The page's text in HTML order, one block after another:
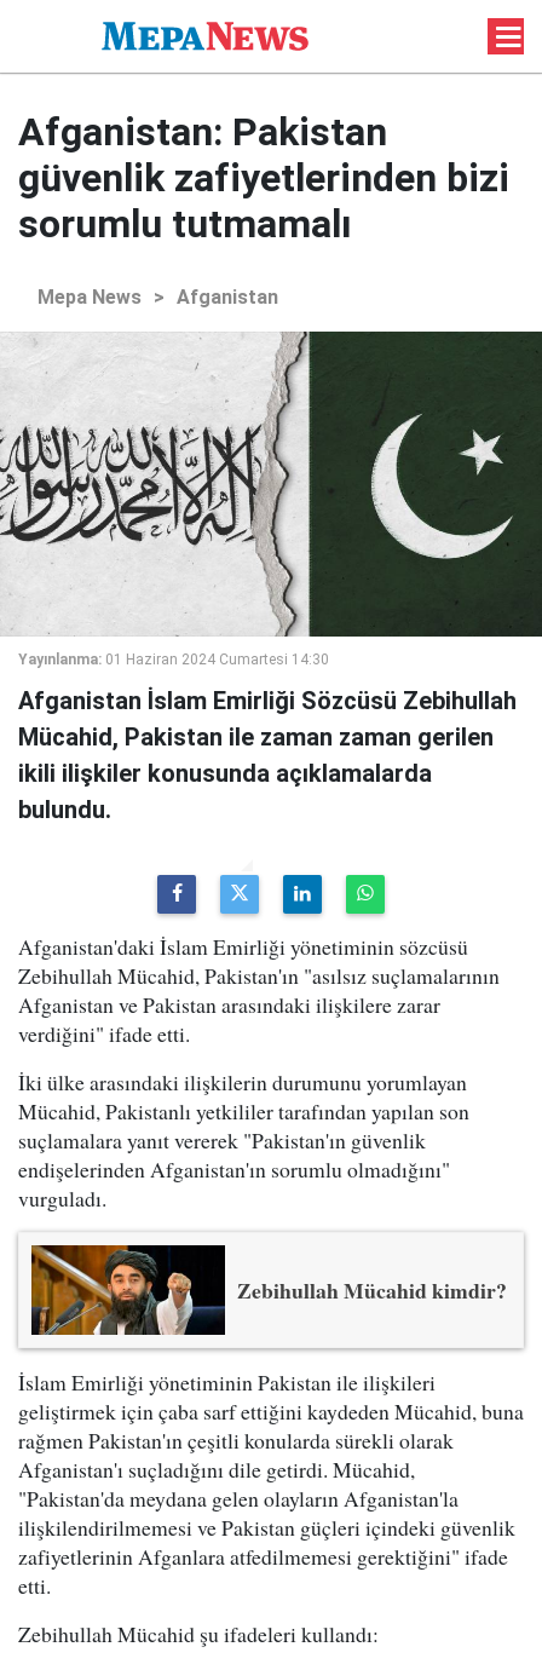
Afganistan: Pakistan
güvenlik zafiyetlerinden bizi
sorumlu tutmamalı
Mepa News > Afganistan
Yayınlanma: 01 Haziran 2024 Cumartesi 14:30
Afganistan İslam Emirliği Sözcüsü Zebihullah
Mücahid, Pakistan ile zaman zaman gerilen
ikili ilişkiler konusunda açıklamalarda
bulundu.
Afganistan'daki İslam Emirliği yönetiminin sözcüsü
Zebihullah Mücahid, Pakistan'ın "asılsız suçlamalarının
Afganistan ve Pakistan arasındaki ilişkilere zarar
verdiğini" ifade etti.
İki ülke arasındaki ilişkilerin durumunu yorumlayan
Mücahid, Pakistanlı yetkililer tarafından yapılan son
suçlamalara yanıt vererek "Pakistan'ın güvenlik
endişelerinden Afganistan'ın sorumlu olmadığını"
vurguladı.
Zebihullah Mücahid kimdir?
İslam Emirliği yönetiminin Pakistan ile ilişkileri
geliştirmek için çaba sarf ettiğini kaydeden Mücahid, buna
rağmen Pakistan'ın çeşitli konularda sürekli olarak
Afganistan'ı suçladığını dile getirdi. Mücahid,
"Pakistan'da meydana gelen olayların Afganistan'la
ilişkilendirilmemesi ve Pakistan güçleri içindeki güvenlik
zafiyetlerinin Afganlara atfedilmemesi gerektiğini" ifade
etti.
Zebihullah Mücahid şu ifadeleri kullandı: